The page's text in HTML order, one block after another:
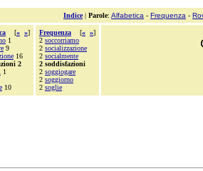
Indice| Parole: Alfabetica - Frequenza -
[« »]
1
9
16
2
1
10
Frequenza [« »]
2 soccorriamo
2 socializzazione
2 socialmente
2 soddisfazioni
2 soggiogare
2 soggiorno
2 soglie